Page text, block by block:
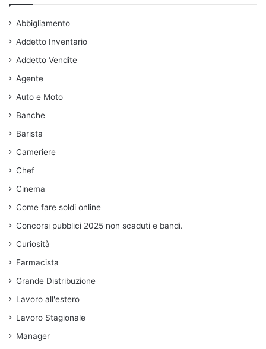
Abbigliamento
Addetto Inventario
Addetto Vendite
Agente
Auto e Moto
Banche
Barista
Cameriere
Chef
Cinema
Come fare soldi online
Concorsi pubblici 2025 non scaduti e bandi.
Curiosità
Farmacista
Grande Distribuzione
Lavoro all'estero
Lavoro Stagionale
Manager